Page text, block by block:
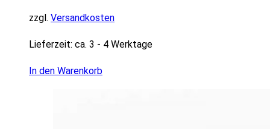
zzgl. Versandkosten
Lieferzeit: ca. 3 - 4 Werktage
In den Warenkorb